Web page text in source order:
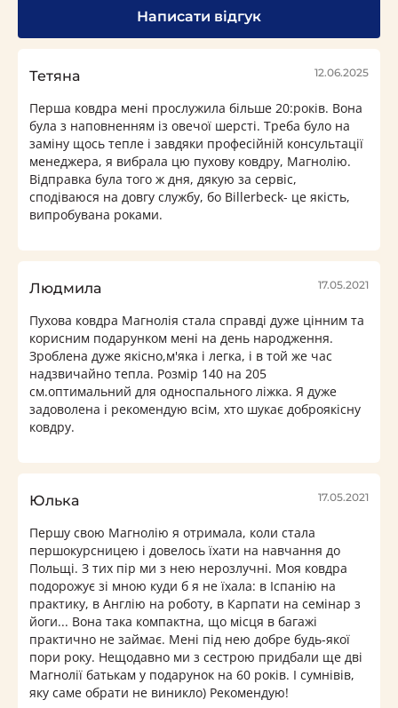
Написати відгук
Тетяна 12.06.2025
Перша ковдра мені прослужила більше 20:років. Вона
була з наповненням із овечої шерсті. Треба було на
заміну щось тепле і завдяки професійній консультації
менеджера, я вибрала цю пухову ковдру, Магнолію.
Відправка була того ж дня, дякую за сервіс,
сподіваюся на довгу службу, бо Billerbeck- це якість,
випробувана роками.
Людмила 17.05.2021
Пухова ковдра Магнолія стала справді дуже цінним та
корисним подарунком мені на день народження.
Зроблена дуже якісно,м'яка і легка, і в той же час
надзвичайно тепла. Розмір 140 на 205
см.оптимальний для односпального ліжка. Я дуже
задоволена і рекомендую всім, хто шукає доброякісну
ковдру.
Юлька 17.05.2021
Першу свою Магнолію я отримала, коли стала
першокурсницею і довелось їхати на навчання до
Польщі. З тих пір ми з нею нерозлучні. Моя ковдра
подорожує зі мною куди б я не їхала: в Іспанію на
практику, в Англію на роботу, в Карпати на семінар з
йоги... Вона така компактна, що місця в багажі
практично не займає. Мені під нею добре будь-якої
пори року. Нещодавно ми з сестрою придбали ще дві
Магнолії батькам у подарунок на 60 років. І сумнівів,
яку саме обрати не виникло) Рекомендую!